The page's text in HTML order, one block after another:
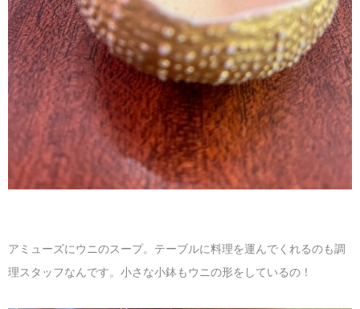
アミューズにウニのスープ。テーブルに料理を運んでくれるのも調
理スタッフなんです。小さな小鉢もウニの形をしているの！